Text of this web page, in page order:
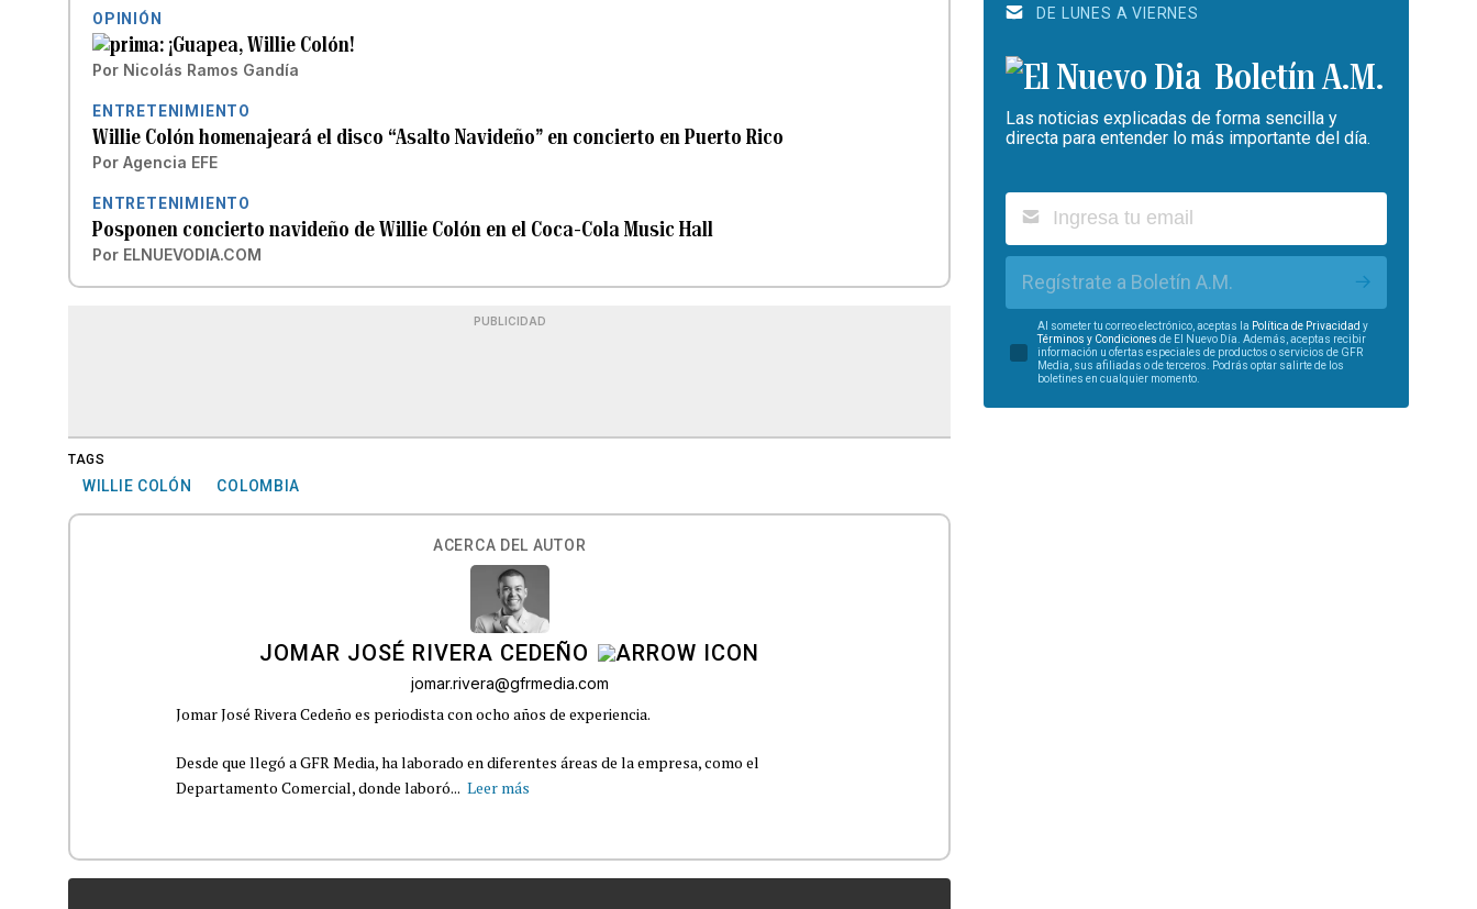
OPINIÓN
¡Guapea, Willie Colón!
Por Nicolás Ramos Gandía
ENTRETENIMIENTO
Willie Colón homenajeará el disco “Asalto Navideño” en concierto en Puerto Rico
Por Agencia EFE
ENTRETENIMIENTO
Posponen concierto navideño de Willie Colón en el Coca-Cola Music Hall
Por ELNUEVODIA.COM
PUBLICIDAD
TAGS
WILLIE COLÓN COLOMBIA
ACERCA DEL AUTOR
JOMAR JOSÉ RIVERA CEDEÑO
jomar.rivera@gfrmedia.com
Jomar José Rivera Cedeño es periodista con ocho años de experiencia.
Desde que llegó a GFR Media, ha laborado en diferentes áreas de la empresa, como el
Departamento Comercial, donde laboró... Leer más
DE LUNES A VIERNES
Boletín A.M.
Las noticias explicadas de forma sencilla y
directa para entender lo más importante del día.
Regístrate a Boletín A.M.
Al someter tu correo electrónico, aceptas la Política de Privacidad y
Términos y Condiciones de El Nuevo Día. Además, aceptas recibir
información u ofertas especiales de productos o servicios de GFR
Media, sus afiliadas o de terceros. Podrás optar salirte de los
boletines en cualquier momento.